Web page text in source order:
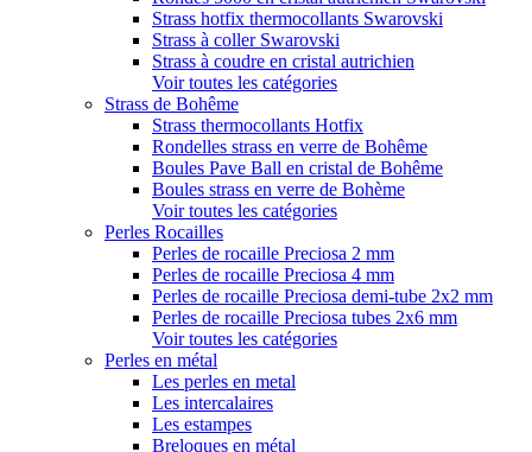
Strass hotfix thermocollants Swarovski
Strass à coller Swarovski
Strass à coudre en cristal autrichien
Voir toutes les catégories
Strass de Bohême
Strass thermocollants Hotfix
Rondelles strass en verre de Bohême
Boules Pave Ball en cristal de Bohême
Boules strass en verre de Bohème
Voir toutes les catégories
Perles Rocailles
Perles de rocaille Preciosa 2 mm
Perles de rocaille Preciosa 4 mm
Perles de rocaille Preciosa demi-tube 2x2 mm
Perles de rocaille Preciosa tubes 2x6 mm
Voir toutes les catégories
Perles en métal
Les perles en metal
Les intercalaires
Les estampes
Breloques en métal